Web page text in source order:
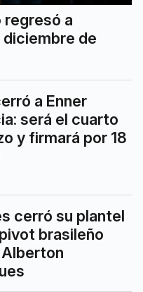
regresó a
de
a Enner
será el cuarto
y firmará por 18
cerró su plantel
brasileño